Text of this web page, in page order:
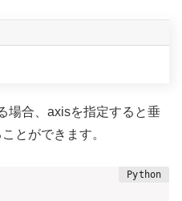
場合、axisを指定すると垂
とができます。